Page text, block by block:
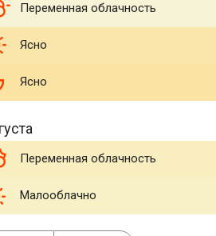
Переменная облачность
Ясно
Ясно
Переменная облачность
Малооблачно